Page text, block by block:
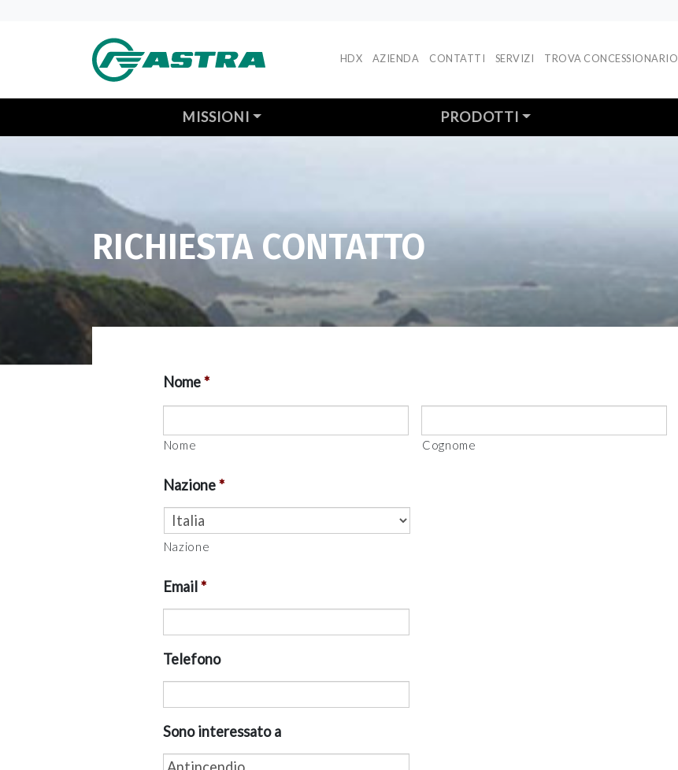
HDX AZIENDA CONTATTI SERVIZI TROVA CONCESSIONARIO
MISSIONI PRODOTTI
RICHIESTA CONTATTO
Nome*
Nome Cognome
Nazione*
Nazione
Email *
Telefono
Sono interessato a